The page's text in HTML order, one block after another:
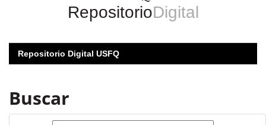
RepositorioDigital
Repositorio Digital USFQ
Buscar